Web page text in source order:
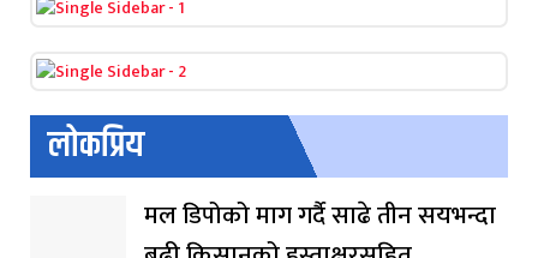
लोकप्रिय
मल डिपोको माग गर्दै साढे तीन सयभन्दा